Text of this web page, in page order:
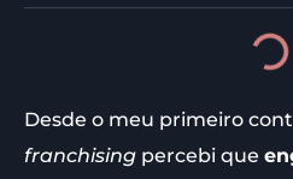
Desde o meu primeiro
franchising percebi que